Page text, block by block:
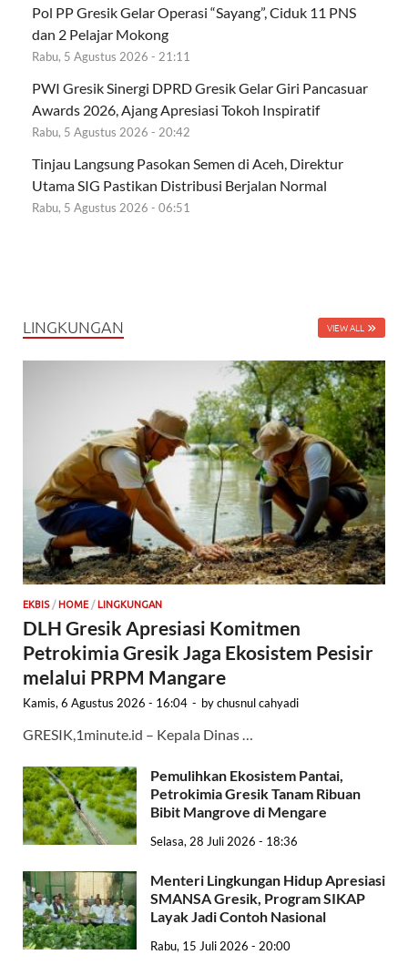
Pol PP Gresik Gelar Operasi “Sayang”, Ciduk 11 PNS
dan 2 Pelajar Mokong
Rabu, 5 Agustus 2026 - 21:11
PWI Gresik Sinergi DPRD Gresik Gelar Giri Pancasuar
Awards 2026, Ajang Apresiasi Tokoh Inspiratif
Rabu, 5 Agustus 2026 - 20:42
Tinjau Langsung Pasokan Semen di Aceh, Direktur
Utama SIG Pastikan Distribusi Berjalan Normal
Rabu, 5 Agustus 2026 - 06:51
LINGKUNGAN VIEW ALL
EKBIS/ HOME / LINGKUNGAN
DLH Gresik Apresiasi Komitmen
Petrokimia Gresik Jaga Ekosistem Pesisir
melalui PRPM Mangare
Kamis, 6 Agustus 2026 - 16:04 - bychusnul cahyadi
GRESIK,1minute.id – Kepala Dinas …
Pemulihkan Ekosistem Pantai,
Petrokimia Gresik Tanam Ribuan
Bibit Mangrove di Mengare
Selasa, 28 Juli 2026 - 18:36
Menteri Lingkungan Hidup Apresiasi
SMANSA Gresik, Program SIKAP
Layak Jadi Contoh Nasional
Rabu, 15 Juli 2026 - 20:00